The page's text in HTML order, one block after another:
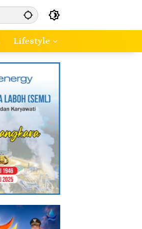
Lifestyle